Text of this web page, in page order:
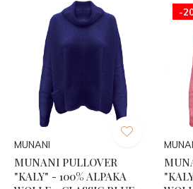
MUNANI
MUNANI PULLOVER
"KALY" - 100% ALPAKA
-